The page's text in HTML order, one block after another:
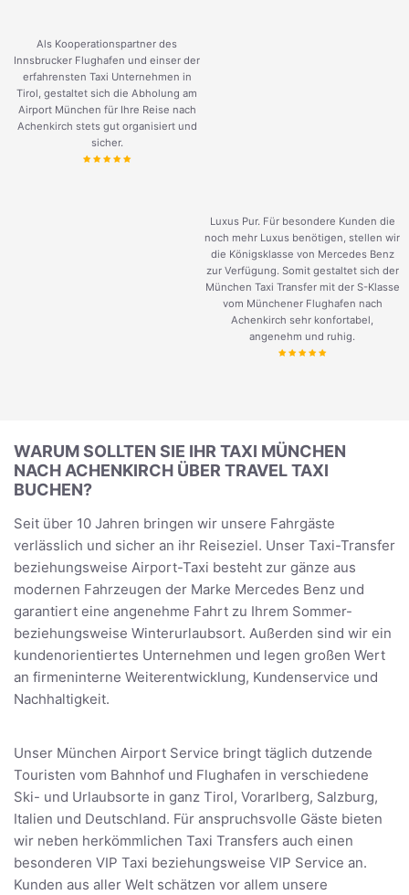
Als Kooperationspartner des
Innsbrucker Flughafen und einser der
erfahrensten Taxi Unternehmen in
Tirol, gestaltet sich die Abholung am
Airport München für Ihre Reise nach
Achenkirch stets gut organisiert und
sicher.
Luxus Pur. Für besondere Kunden die
noch mehr Luxus benötigen, stellen wir
die Königsklasse von Mercedes Benz
zur Verfügung. Somit gestaltet sich der
München Taxi Transfer mit der S-Klasse
vom Münchener Flughafen nach
Achenkirch sehr konfortabel,
angenehm und ruhig.
WARUM SOLLTEN SIE IHR TAXI MÜNCHEN
NACH ACHENKIRCH ÜBER TRAVEL TAXI
BUCHEN?
Seit über 10 Jahren bringen wir unsere Fahrgäste
verlässlich und sicher an ihr Reiseziel. Unser Taxi-Transfer
beziehungsweise Airport-Taxi besteht zur gänze aus
modernen Fahrzeugen der Marke Mercedes Benz und
garantiert eine angenehme Fahrt zu Ihrem Sommer-
beziehungsweise Winterurlaubsort. Außerden sind wir ein
kundenorientiertes Unternehmen und legen großen Wert
an firmeninterne Weiterentwicklung, Kundenservice und
Nachhaltigkeit.
Unser München Airport Service bringt täglich dutzende
Touristen vom Bahnhof und Flughafen in verschiedene
Ski- und Urlaubsorte in ganz Tirol, Vorarlberg, Salzburg,
Italien und Deutschland. Für anspruchsvolle Gäste bieten
wir neben herkömmlichen Taxi Transfers auch einen
besonderen VIP Taxi beziehungsweise VIP Service an.
Kunden aus aller Welt schätzen vor allem unsere